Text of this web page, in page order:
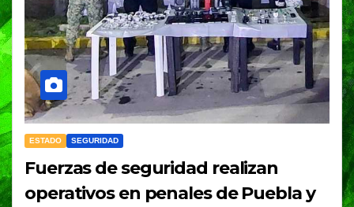
ESTADO SEGURIDAD
Fuerzas de seguridad realizan
operativos en penales de Puebla y